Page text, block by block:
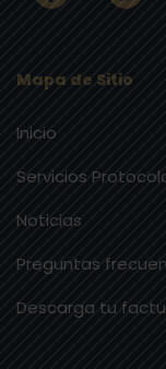
Mapa de Sitio
Inicio
Servicios
Noticias
Preguntas
Descarga tu